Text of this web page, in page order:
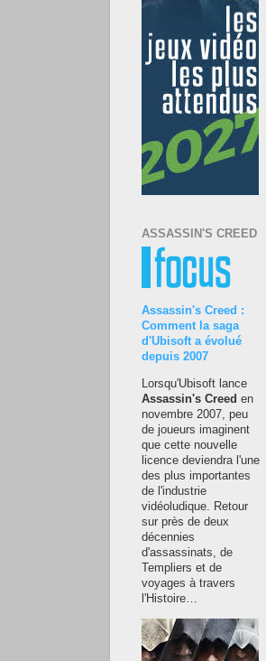
ASSASSIN'S CREED
Assassin's Creed :
Comment la saga
d'Ubisoft a évolué
depuis 2007
Lorsqu'Ubisoft lance
Assassin's Creed en
novembre 2007, peu
de joueurs imaginent
que cette nouvelle
licence deviendra l'une
des plus importantes
de l'industrie
vidéoludique. Retour
sur près de deux
décennies
d'assassinats, de
Templiers et de
voyages à travers
l'Histoire…